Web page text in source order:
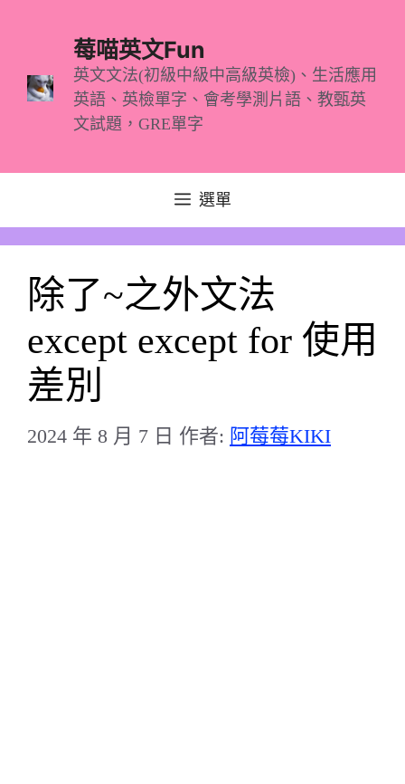
莓喵英文Fun
英文文法(初級中級中高級英檢)、生活應用
英語、英檢單字、會考學測片語、教甄英
文試題，GRE單字
選單
除了~之外文法
except except for 使用
差別
2024 年 8 月 7 日 作者: 阿莓莓KIKI